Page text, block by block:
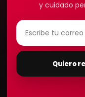
y cuidado
Quiero